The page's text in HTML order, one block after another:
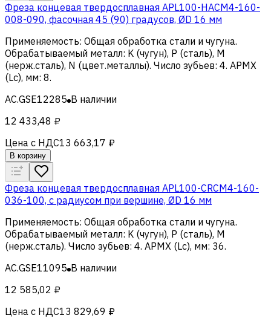
Фреза концевая твердосплавная APL100-HACM4-160-
008-090, фасочная 45 (90) градусов, ØD 16 мм
Применяемость: Общая обработка стали и чугуна.
Обрабатываемый металл: K (чугун), Р (сталь), M
(нерж.сталь), N (цвет.металлы). Число зубьев: 4. APMX
(Lc), мм: 8.
AC.GSE12285 В наличии
12 433,48 ₽
Цена с НДС13 663,17 ₽
В корзину
Фреза концевая твердосплавная APL100-CRCM4-160-
036-100, с радиусом при вершине, ØD 16 мм
Применяемость: Общая обработка стали и чугуна.
Обрабатываемый металл: K (чугун), Р (сталь), M
(нерж.сталь). Число зубьев: 4. APMX (Lc), мм: 36.
AC.GSE11095 В наличии
12 585,02 ₽
Цена с НДС13 829,69 ₽